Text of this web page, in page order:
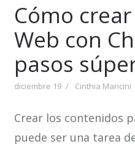
Cómo
Web con
pasos
diciembre 19 Cinthia Mancini
Crear los contenidos
puede ser una tarea